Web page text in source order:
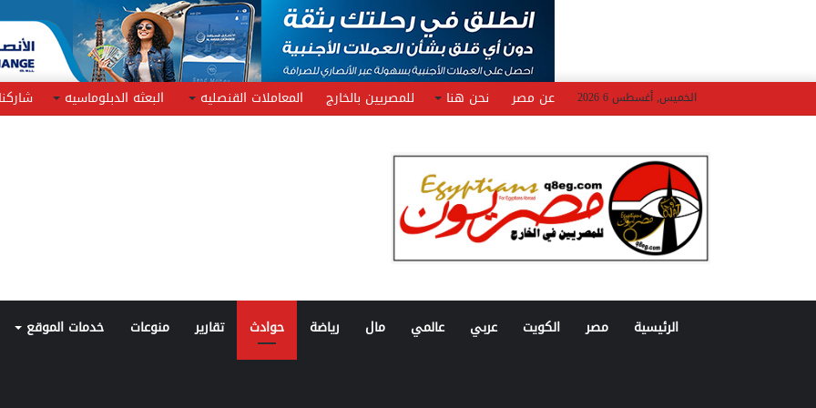
الخميس, أغسطس 6 2026 عن مصر نحن هنا للمصريين بالخارج المعاملات القنصليه البعثه الدبلوماسيه شاركنا
الرئيسية مصر الكويت عربي عالمي مال رياضة حوادث تقارير منوعات خدمات الموقع